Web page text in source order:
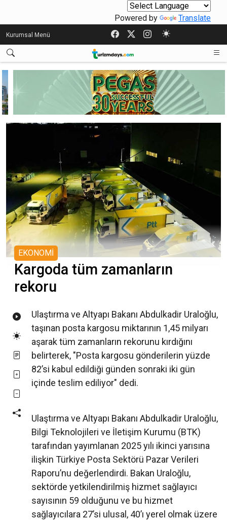
Powered by Translate
Kurumsal Menü
EKONOMİ
Kargoda tüm zamanların
rekoru
Ulaştırma ve Altyapı Bakanı Abdulkadir Uraloğlu,
taşınan posta kargosu miktarının 1,45 milyarı
aşarak tüm zamanların rekorunu kırdığını
belirterek, "Posta kargosu gönderilerin yüzde
82’si kabul edildiği günden sonraki iki gün
içinde teslim ediliyor" dedi.
Ulaştırma ve Altyapı Bakanı Abdulkadir Uraloğlu,
Bilgi Teknolojileri ve İletişim Kurumu (BTK)
tarafından yayımlanan 2025 yılı ikinci yarısına
ilişkin Türkiye Posta Sektörü Pazar Verileri
Raporu’nu değerlendirdi. Bakan Uraloğlu,
sektörde yetkilendirilmiş hizmet sağlayıcı
sayısının 59 olduğunu ve bu hizmet
sağlayıcılara 27’si ulusal, 40’ı yerel olmak üzere